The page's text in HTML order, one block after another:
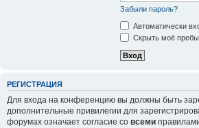
Забыли пароль?
Автоматически
Скрыть моё
РЕГИСТРАЦИЯ
Для входа на конференцию вы должны быть
дополнительные привилегии для
форумах означает согласие со всеми